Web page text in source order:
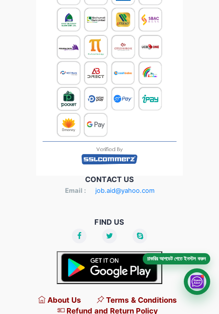
CONTACT US
Email : job.aid@yahoo.com
FIND US
About Us
Terms & Conditions
Refund and Return Policy
চাকরির আপডেট পেতে ইনস্টল করুন